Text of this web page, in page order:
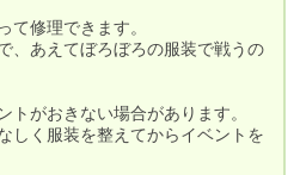
て修理できます。
、あえてぼろぼろの服装で戦うの
トがおきない場合があります。
しく服装を整えてからイベントを